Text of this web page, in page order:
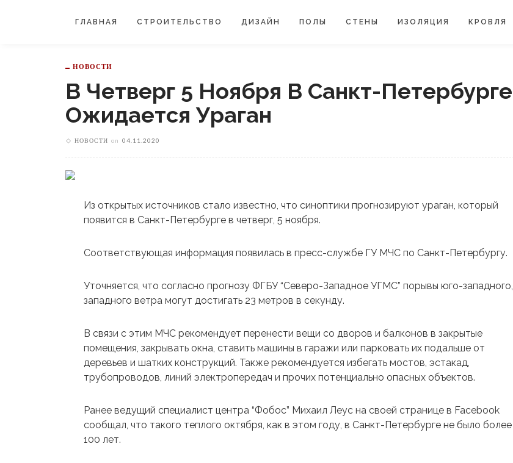
ГЛАВНАЯ СТРОИТЕЛЬСТВО ДИЗАЙН ПОЛЫ СТЕНЫ ИЗОЛЯЦИЯ КРОВЛЯ
НОВОСТИ
В Четверг 5 Ноября В Санкт-Петербурге
Ожидается Ураган
НОВОСТИ on 04.11.2020
Из открытых источников стало известно, что синоптики прогнозируют ураган, который
появится в Санкт-Петербурге в четверг, 5 ноября.
Соответствующая информация появилась в пресс-службе ГУ МЧС по Санкт-Петербургу.
Уточняется, что согласно прогнозу ФГБУ “Северо-Западное УГМС” порывы юго-западного,
западного ветра могут достигать 23 метров в секунду.
В связи с этим МЧС рекомендует перенести вещи со дворов и балконов в закрытые
помещения, закрывать окна, ставить машины в гаражи или парковать их подальше от
деревьев и шатких конструкций. Также рекомендуется избегать мостов, эстакад,
трубопроводов, линий электропередач и прочих потенциально опасных объектов.
Ранее ведущий специалист центра “Фобос” Михаил Леус на своей странице в Facebook
сообщал, что такого теплого октября, как в этом году, в Санкт-Петербурге не было более
100 лет.